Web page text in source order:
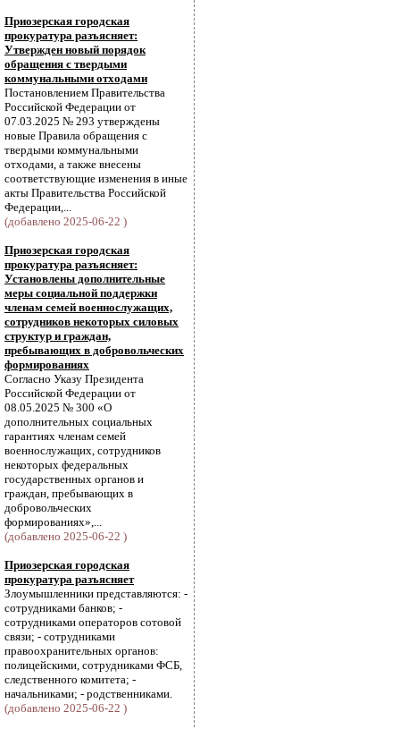
Приозерская городская
прокуратура разъясняет:
Утвержден новый порядок
обращения с твердыми
коммунальными отходами
Постановлением Правительства
Российской Федерации от
07.03.2025 № 293 утверждены
новые Правила обращения с
твердыми коммунальными
отходами, а также внесены
соответствующие изменения в иные
акты Правительства Российской
Федерации,...
(добавлено 2025-06-22 )
Приозерская городская
прокуратура разъясняет:
Установлены дополнительные
меры социальной поддержки
членам семей военнослужащих,
сотрудников некоторых силовых
структур и граждан,
пребывающих в добровольческих
формированиях
Согласно Указу Президента
Российской Федерации от
08.05.2025 № 300 «О
дополнительных социальных
гарантиях членам семей
военнослужащих, сотрудников
некоторых федеральных
государственных органов и
граждан, пребывающих в
добровольческих
формированиях»,...
(добавлено 2025-06-22 )
Приозерская городская
прокуратура разъясняет
Злоумышленники представляются: -
сотрудниками банков; -
сотрудниками операторов сотовой
связи; - сотрудниками
правоохранительных органов:
полицейскими, сотрудниками ФСБ,
следственного комитета; -
начальниками; - родственниками.
(добавлено 2025-06-22 )